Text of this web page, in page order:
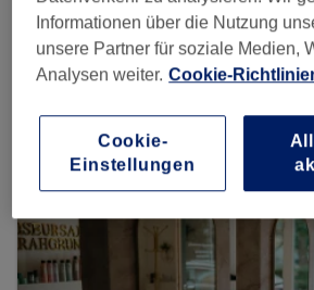
Bamboo Spa & G-K Nails
649 reviews
Grünstraße 11, 12555 Berlin, Köpenick
Informationen über die Nutzung
unsere Partner für soziale Medien,
Analysen weiter. Cookie-
Cookie-
Einstellungen